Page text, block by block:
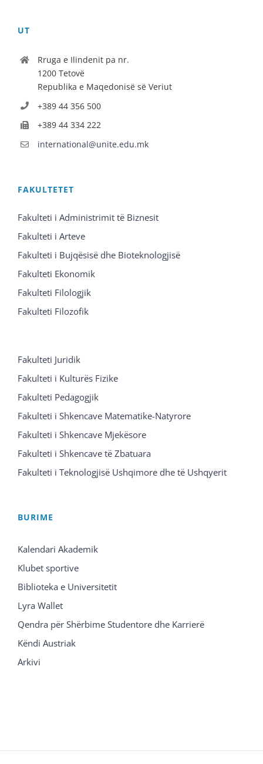
UT
Rruga e Ilindenit pa nr.
1200 Tetovë
Republika e Maqedonisë së Veriut
+389 44 356 500
+389 44 334 222
international@unite.edu.mk
FAKULTETET
Fakulteti i Administrimit të Biznesit
Fakulteti i Arteve
Fakulteti i Bujqësisë dhe Bioteknologjisë
Fakulteti Ekonomik
Fakulteti Filologjik
Fakulteti Filozofik
Fakulteti Juridik
Fakulteti i Kulturës Fizike
Fakulteti Pedagogjik
Fakulteti i Shkencave Matematike-Natyrore
Fakulteti i Shkencave Mjekësore
Fakulteti i Shkencave të Zbatuara
Fakulteti i Teknologjisë Ushqimore dhe të Ushqyerit
BURIME
Kalendari Akademik
Klubet sportive
Biblioteka e Universitetit
Lyra Wallet
Qendra për Shërbime Studentore dhe Karrierë
Këndi Austriak
Arkivi